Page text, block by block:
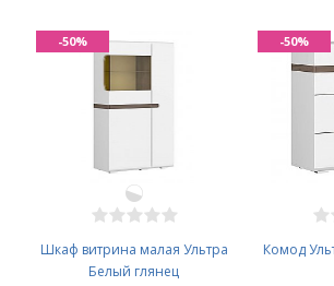
Шкаф витрина малая Ультра
Белый глянец
-50%
Комод
-50%